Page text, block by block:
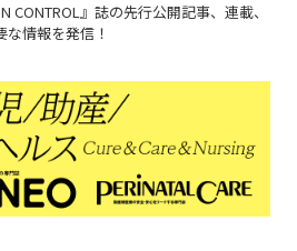
CONTROL』誌の先行公開記事、連載、
な情報を発信！